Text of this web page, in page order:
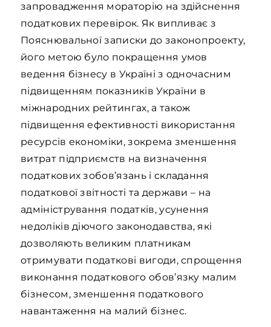
запровадження мораторію на здійснення
податкових перевірок. Як випливає з
Пояснювальної записки до законопроекту,
його метою було покращення умов
ведення бізнесу в Україні з одночасним
підвищенням показників України в
міжнародних рейтингах, а також
підвищення ефективності використання
ресурсів економіки, зокрема зменшення
витрат підприємств на визначення
податкових зобов’язань і складання
податкової звітності та держави – на
адміністрування податків, усунення
недоліків діючого законодавства, які
дозволяють великим платникам
отримувати податкові вигоди, спрощення
виконання податкового обов’язку малим
бізнесом, зменшення податкового
навантаження на малий бізнес.